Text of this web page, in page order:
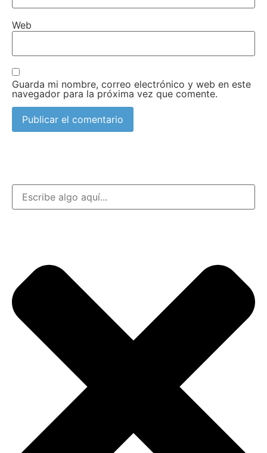
Web
Guarda mi nombre, correo electrónico y web en este
navegador para la próxima vez que comente.